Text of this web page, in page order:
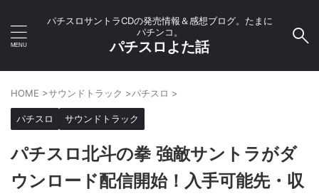
パチスロサントラCDの発売情報＆感想ブログ。たまに
パチンコ。
パチスロよた話
HOME >サウンドトラック >パチスロ >
パチスロ サウンドトラック
パチスロ北斗の拳 強敵サントラがダ
ウンロード配信開始！入手可能先・収